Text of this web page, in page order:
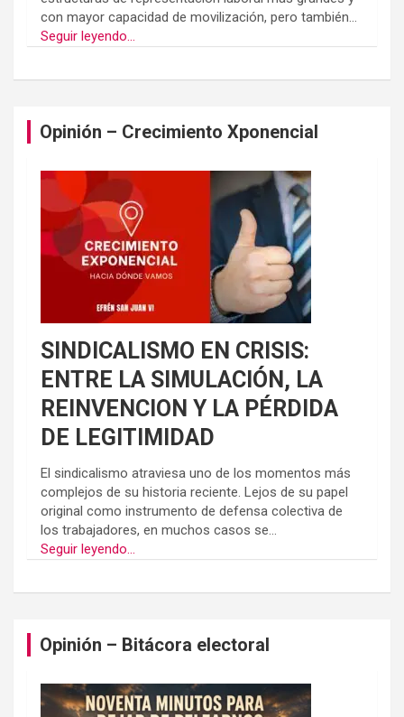
con mayor capacidad de movilización, pero también...
Seguir leyendo...
Opinión – Crecimiento Xponencial
SINDICALISMO EN CRISIS:
ENTRE LA SIMULACIÓN, LA
REINVENCION Y LA PÉRDIDA
DE LEGITIMIDAD
El sindicalismo atraviesa uno de los momentos más
complejos de su historia reciente. Lejos de su papel
original como instrumento de defensa colectiva de
los trabajadores, en muchos casos se...
Seguir leyendo...
Opinión – Bitácora electoral